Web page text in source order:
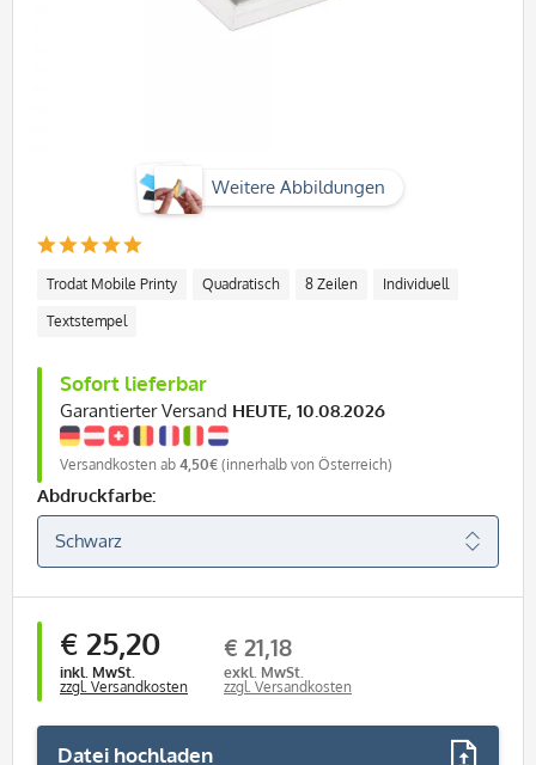
Weitere Abbildungen
Trodat Mobile Printy Quadratisch 8 Zeilen Individuell
Textstempel
Sofort lieferbar
Garantierter Versand HEUTE, 10.08.2026
Versandkosten ab 4,50€ (innerhalb von Österreich)
Abdruckfarbe:
€ 25,20
inkl. MwSt.
zzgl. Versandkosten
€ 21,18
exkl. MwSt.
zzgl. Versandkosten
Datei hochladen